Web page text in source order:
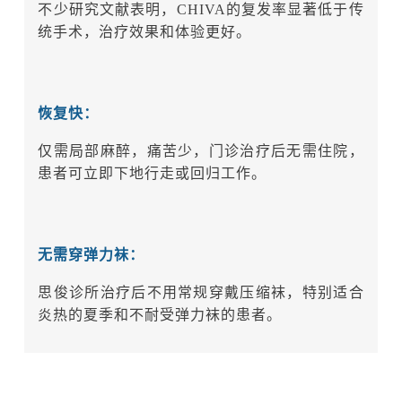
不少研究文献表明，CHIVA的复发率显著低于传
统手术，治疗效果和体验更好。
恢复快：
仅需局部麻醉，痛苦少，门诊治疗后无需住院，
患者可立即下地行走或回归工作。
无需穿弹力袜：
思俊诊所治疗后不用常规穿戴压缩袜，特别适合
炎热的夏季和不耐受弹力袜的患者。